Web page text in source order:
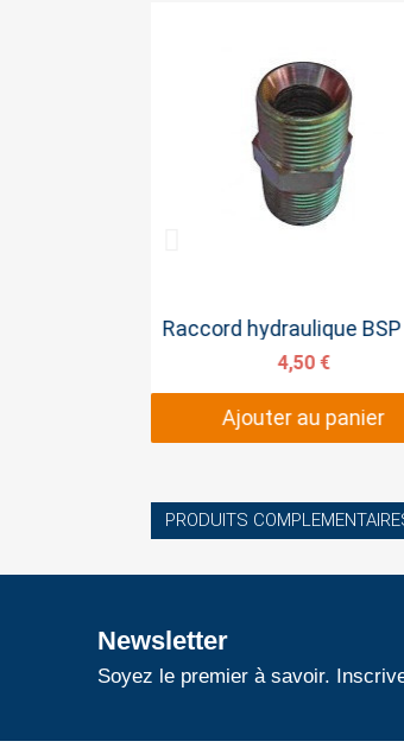
Aperçu rapide
4,50 €
Ajouter au panier
PRODUITS
Newsletter
Soyez le premier à savoir.